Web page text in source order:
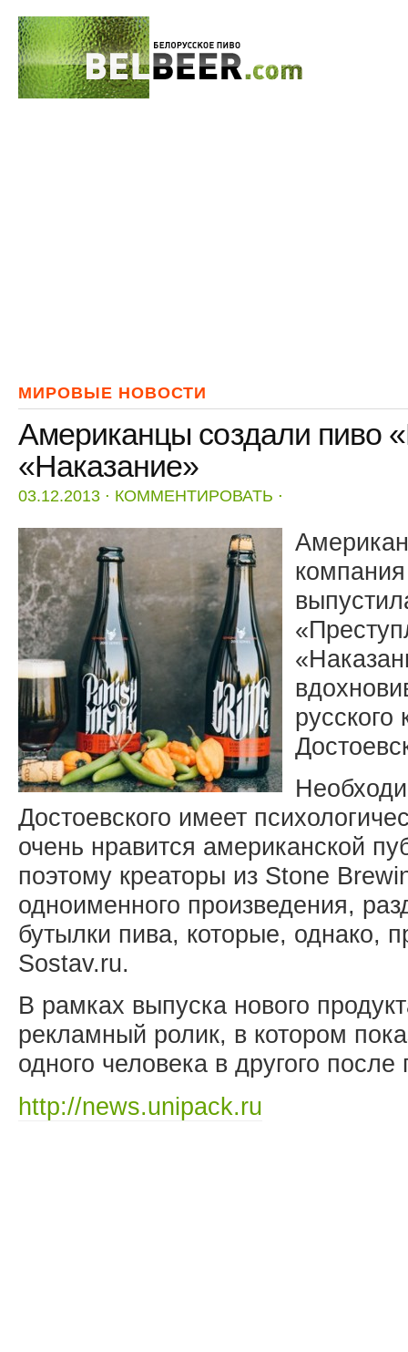
МИРОВЫЕ НОВОСТИ
Американцы создали пиво
«Наказание»
03.12.2013 ⋅ КОММЕНТИРОВАТЬ ⋅
Достоевского имеет
очень нравится американской
поэтому креаторы из Stone
одноименного произведения,
бутылки пива, которые, однако,
Sostav.ru.
В рамках выпуска нового
рекламный ролик, в котором
одного человека в другого после
http://news.unipack.ru